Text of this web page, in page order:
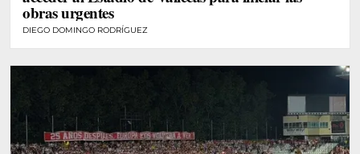
obras urgentes
DIEGO DOMINGO RODRÍGUEZ